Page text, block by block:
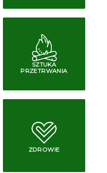
SZTUKA
PRZETRWANIA
ZDROWIE